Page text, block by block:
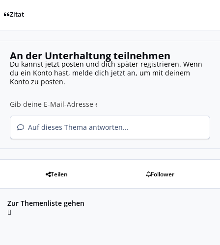
Zitat
An der Unterhaltung teilnehmen
Du kannst jetzt posten und dich später registrieren. Wenn
du ein Konto hast, melde dich jetzt an, um mit deinem
Konto zu posten.
Auf dieses Thema antworten...
Teilen Follower
Zur Themenliste gehen